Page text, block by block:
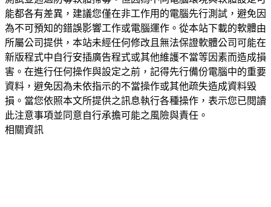
能都各有差異，建議您僅在非工作用的電腦先行測試，避免因
為不可預知的錯誤影響工作或電腦運作。從本站下載的軟體由
所屬公司提供，本站未經任何修改且無法保證軟體公司可能在
新版程式中自行安插廣告程式或其他維護不當等因素而造成損
害。在進行任何操作與設定之前，記得先行備份電腦中的重要
資料，避免因為未依指示的不當操作或其他疏失造成資料毀
損。當您依照本文所提供之訊息執行各種操作，表示您已閱讀
此注意事項並同意自行承擔可能之風險與責任。
相關資訊